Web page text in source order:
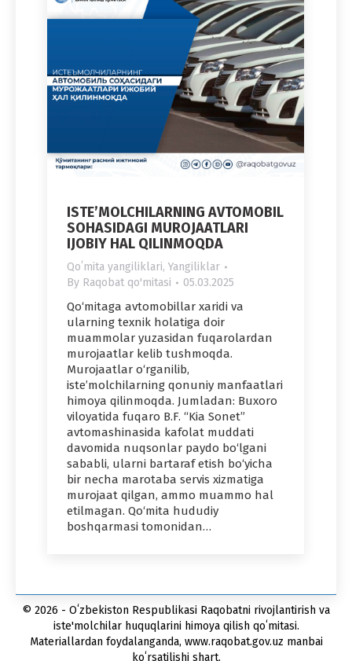
ISTЕ’MOLCHILARNING AVTOMOBIL
SOHASIDAGI MUROJAATLARI
IJOBIY HAL QILINMOQDA
Qoʻmita yangiliklari, Yangiliklar
By Raqobat qo'mitasi 05.03.2025
Qo‘mitaga avtomobillar xaridi va
ularning texnik holatiga doir
muammolar yuzasidan fuqarolardan
murojaatlar kelib tushmoqda.
Murojaatlar o‘rganilib,
iste’molchilarning qonuniy manfaatlari
himoya qilinmoqda. Jumladan: Buxoro
viloyatida fuqaro B.F. “Kia Sonet”
avtomashinasida kafolat muddati
davomida nuqsonlar paydo bo‘lgani
sababli, ularni bartaraf etish bo‘yicha
bir necha marotaba servis xizmatiga
murojaat qilgan, ammo muammo hal
etilmagan. Qo‘mita hududiy
boshqarmasi tomonidan…
© 2026 - Oʻzbekiston Respublikasi Raqobatni rivojlantirish va
iste'molchilar huquqlarini himoya qilish qoʻmitasi.
Materiallardan foydalanganda, www.raqobat.gov.uz manbai
koʻrsatilishi shart.